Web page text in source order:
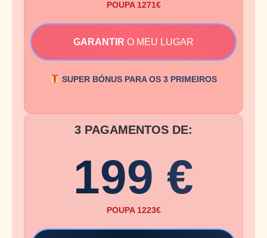
POUPA 1271€
GARANTIR O MEU LUGAR
SUPER BÓNUS PARA OS 3 PRIMEIROS
3 PAGAMENTOS DE:
199 €
POUPA 1223€